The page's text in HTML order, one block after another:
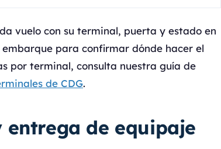
vuelo con su terminal, puerta y estado en
para confirmar dónde hacer el
por terminal, consulta nuestra guía de
de CDG.
de equipaje